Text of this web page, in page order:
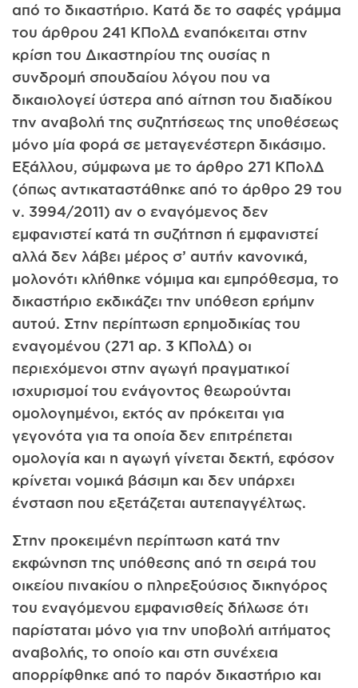
από το δικαστήριο. Κατά δε το σαφές γράμμα
του άρθρου 241 ΚΠολΔ εναπόκειται στην
κρίση του Δικαστηρίου της ουσίας η
συνδρομή σπουδαίου λόγου που να
δικαιολογεί ύστερα από αίτηση του διαδίκου
την αναβολή της συζητήσεως της υποθέσεως
μόνο μία φορά σε μεταγενέστερη δικάσιμο.
Εξάλλου, σύμφωνα με το άρθρο 271 ΚΠολΔ
(όπως αντικαταστάθηκε από το άρθρο 29 του
ν. 3994/2011) αν ο εναγόμενος δεν
εμφανιστεί κατά τη συζήτηση ή εμφανιστεί
αλλά δεν λάβει μέρος σ’ αυτήν κανονικά,
μολονότι κλήθηκε νόμιμα και εμπρόθεσμα, το
δικαστήριο εκδικάζει την υπόθεση ερήμην
αυτού. Στην περίπτωση ερημοδικίας του
εναγομένου (271 αρ. 3 ΚΠολΔ) οι
περιεχόμενοι στην αγωγή πραγματικοί
ισχυρισμοί του ενάγοντος θεωρούνται
ομολογημένοι, εκτός αν πρόκειται για
γεγονότα για τα οποία δεν επιτρέπεται
ομολογία και η αγωγή γίνεται δεκτή, εφόσον
κρίνεται νομικά βάσιμη και δεν υπάρχει
ένσταση που εξετάζεται αυτεπαγγέλτως.
Στην προκειμένη περίπτωση κατά την
εκφώνηση της υπόθεσης από τη σειρά του
οικείου πινακίου ο πληρεξούσιος δικηγόρος
του εναγόμενου εμφανισθείς δήλωσε ότι
παρίσταται μόνο για την υποβολή αιτήματος
αναβολής, το οποίο και στη συνέχεια
απορρίφθηκε από το παρόν δικαστήριο και